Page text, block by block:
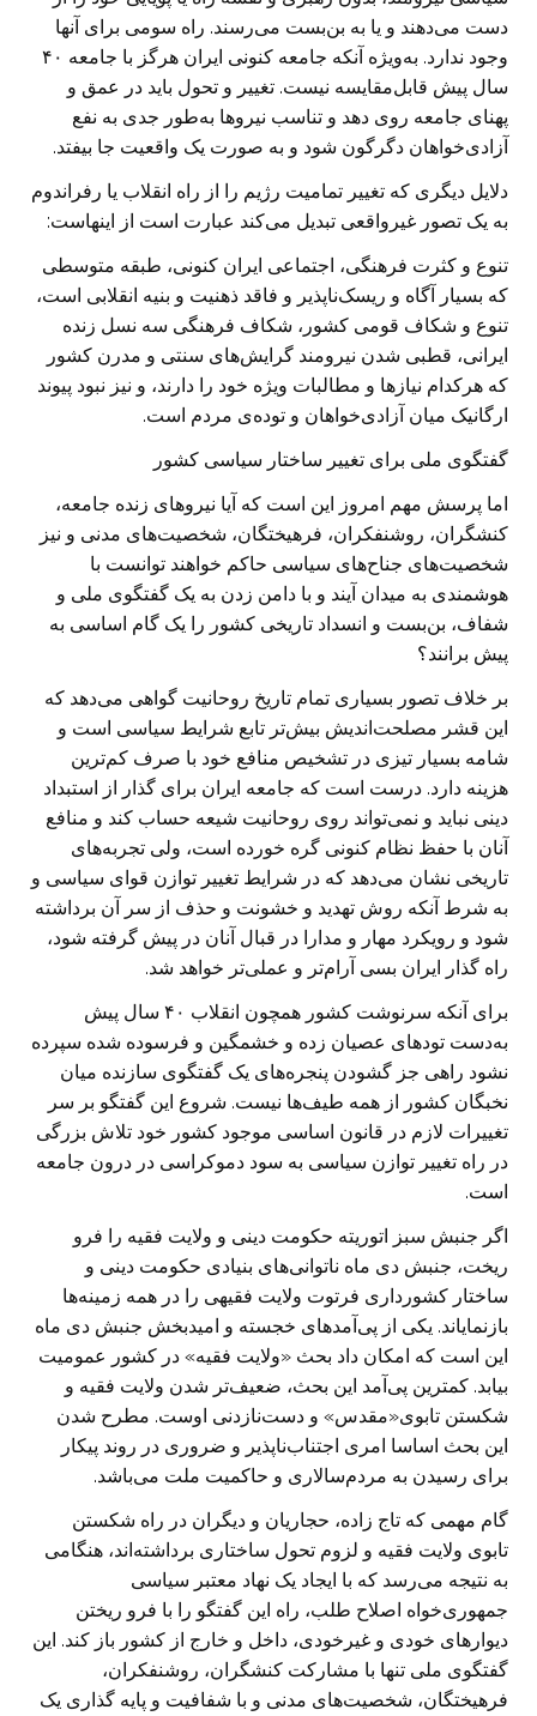
دست می‌دهند و یا به بن‌بست می‌رسند. راه سومی برای آنها
وجود ندارد. به‌ویژه آنکه جامعه کنونی ایران هرگز با جامعه ۴۰
سال پیش قابل‌مقایسه نیست. تغییر و تحول باید در عمق و
پهنای جامعه روی دهد و تناسب نیروها به‌طور جدی به نفع
آزادی‌خواهان دگرگون شود و به صورت یک واقعیت جا بیفتد.
دلایل دیگری که تغییر تمامیت رژیم را از راه انقلاب یا رفراندوم
به یک تصور غیرواقعی تبدیل می‌کند عبارت است از اینهاست:
تنوع و کثرت فرهنگی، اجتماعی ایران کنونی، طبقه متوسطی
که بسیار آگاه و ریسک‌ناپذیر و فاقد ذهنیت و بنیه انقلابی است،
تنوع و شکاف قومی کشور، شکاف فرهنگی سه نسل زنده
ایرانی، قطبی شدن نیرومند گرایش‌های سنتی و مدرن کشور
که هرکدام نیازها و مطالبات ویژه خود را دارند، و نیز نبود پیوند
ارگانیک میان آزادی‌خواهان و توده‌ی مردم است.
گفتگوی ملی برای تغییر ساختار سیاسی کشور
اما پرسش مهم امروز این است که آیا نیروهای زنده جامعه،
کنشگران، روشنفکران، فرهیختگان، شخصیت‌های مدنی و نیز
شخصیت‌های جناح‌های سیاسی حاکم خواهند توانست با
هوشمندی به میدان آیند و با دامن زدن به یک گفتگوی ملی و
شفاف، بن‌بست و انسداد تاریخی کشور را یک گام اساسی به
پیش برانند؟
بر خلاف تصور بسیاری تمام تاریخ روحانیت گواهی می‌دهد که
این قشر مصلحت‌اندیش بیش‌تر تابع شرایط سیاسی است و
شامه بسیار تیزی در تشخیص منافع خود با صرف کم‌ترین
هزینه دارد. درست است که جامعه ایران برای گذار از استبداد
دینی نباید و نمی‌تواند روی روحانیت شیعه حساب کند و منافع
آنان با حفظ نظام کنونی گره خورده است، ولی تجربه‌های
تاریخی نشان می‌دهد که در شرایط تغییر توازن قوای سیاسی و
به شرط آنکه روش تهدید و خشونت و حذف از سر آن برداشته
شود و رویکرد مهار و مدارا در قبال آنان در پیش گرفته شود،
راه گذار ایران بسی آرام‌تر و عملی‌تر خواهد شد.
برای آنکه سرنوشت کشور همچون انقلاب ۴۰ سال پیش
به‌دست تود‌های عصیان زده و خشمگین و فرسوده شده سپرده
نشود راهی جز گشودن پنجره‌های یک گفتگوی سازنده میان
نخبگان کشور از همه طیف‌ها نیست. شروع این گفتگو بر سر
تغییرات لازم در قانون اساسی موجود کشور خود تلاش بزرگی
در راه تغییر توازن سیاسی به سود دموکراسی در درون جامعه
است.
اگر جنبش سبز اتوریته حکومت دینی و ولایت فقیه را فرو
ریخت، جنبش دی ماه ناتوانی‌های بنیادی حکومت دینی و
ساختار کشورداری فرتوت ولایت فقیهی را در همه زمینه‌ها
بازنمایاند. یکی از پی‌آمدهای خجسته و امیدبخش جنبش دی ماه
این است که امکان داد بحث «ولایت فقیه» در کشور عمومیت
بیابد. کمترین پی‌آمد این بحث، ضعیف‌تر شدن ولایت فقیه و
شکستن تابوی«مقدس» و دست‌نازدنی اوست. مطرح شدن
این بحث اساسا امری اجتناب‌ناپذیر و ضروری در روند پیکار
برای رسیدن به مردم‌سالاری و حاکمیت ملت می‌باشد.
گام مهمی که تاج زاده، حجاریان و دیگران در راه شکستن
تابوی ولایت فقیه و لزوم تحول ساختاری برداشته‌اند، هنگامی
به نتیجه می‌رسد که با ایجاد یک نهاد معتبر سیاسی
جمهوری‌خواه اصلاح طلب، راه این گفتگو را با فرو ریختن
دیوارهای خودی و غیرخودی، داخل و خارج از کشور باز کند. این
گفتگوی ملی تنها با مشارکت کنشگران، روشنفکران،
فرهیختگان، شخصیت‌های مدنی و با شفافیت و پایه گذاری یک